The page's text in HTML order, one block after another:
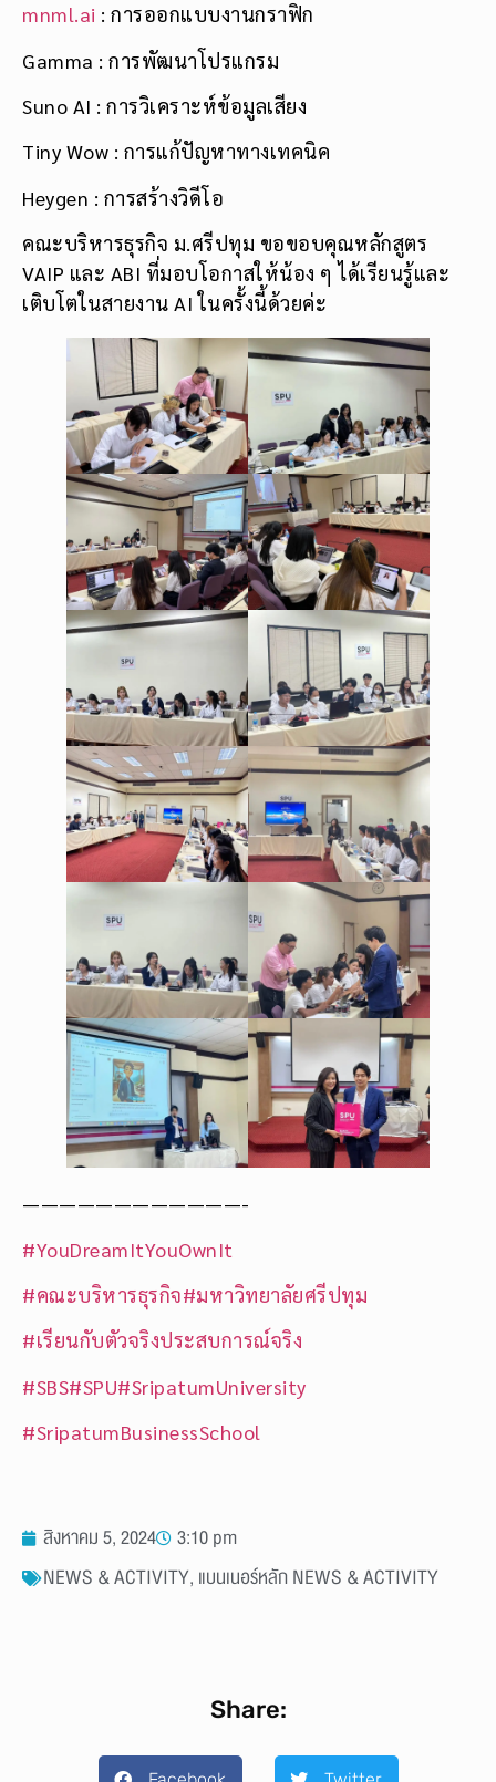
mnml.ai : การออกแบบงานกราฟิก
Gamma : การพัฒนาโปรแกรม
Suno AI : การวิเคราะห์ข้อมูลเสียง
Tiny Wow : การแก้ปัญหาทางเทคนิค
Heygen : การสร้างวิดีโอ
คณะบริหารธุรกิจ ม.ศรีปทุม ขอขอบคุณหลักสูตร
VAIP และ ABI ที่มอบโอกาสให้น้อง ๆ ได้เรียนรู้และ
เติบโตในสายงาน AI ในครั้งนี้ด้วยค่ะ
————————————-
#YouDreamItYouOwnIt
#คณะบริหารธุรกิจ#มหาวิทยาลัยศรีปทุม
#เรียนกับตัวจริงประสบการณ์จริง
#SBS#SPU#SripatumUniversity
#SripatumBusinessSchool
สิงหาคม 5, 2024
3:10 pm
NEWS & ACTIVITY, แบนเนอร์หลัก NEWS & ACTIVITY
Share: